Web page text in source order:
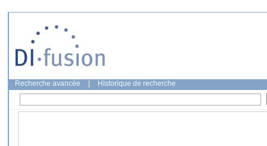
Recherche avancée Historique de recherche